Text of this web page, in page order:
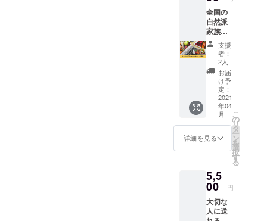
で学び
放題の
サービ
スをま
ずは半
年利用
できる
会員権
です。
レッス
ン、
ネット
ショッ
プ、コ
ミュニ
容。 通
常880円
×6か月
＝5,280
円より
きる権
利で
す。 会
員様の
特典と
して受
けられ
るセミ
ナーで
あなた
の活動
を発表
できま
す。 ※
セミ
な審査
があり
ます。
※開催日
程は５
全国の
自然派
家族向
けに、
オンラ
インを
活用し
た展示
会の出
展でPR
するこ
とがで
きま
す。 オ
ンライ
ン会議
ム上で
会員様
に向け
てあな
たの活
支援
者：
2人
お届
け予
定：
2021
年04
月
詳細を見る
こ
の
リ
タ
ー
ン
を
選
択
す
る
5,5
00 円
大切な
人に送